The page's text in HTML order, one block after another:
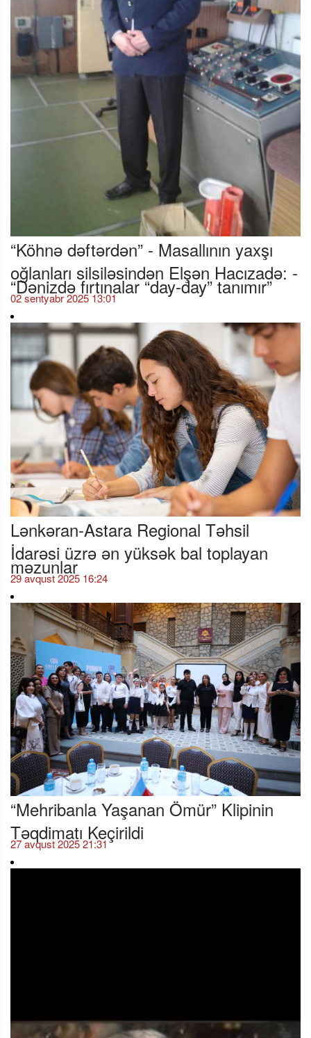
“Köhnə dəftərdən” - Masallının yaxşı
oğlanları silsiləsindən Elşən Hacızadə: -
“Dənizdə fırtınalar “day-day” tanımır”
02 sentyabr 2025 13:01
Lənkəran-Astara Regional Təhsil
İdarəsi üzrə ən yüksək bal toplayan
məzunlar
29 avqust 2025 16:24
“Mehribanla Yaşanan Ömür” Klipinin
Təqdimatı Keçirildi
27 avqust 2025 21:31